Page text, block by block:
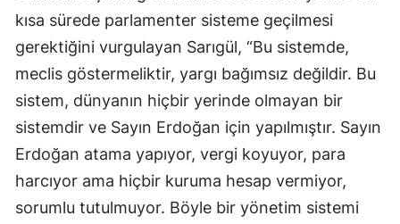
Kocaeli
Konya
Kütahya
Malatya
Manisa
Kahramanmaraş
kısa sürede parlamenter sisteme geçilmesi
gerektiğini vurgulayan Sarıgül, “Bu sistemde,
meclis göstermeliktir, yargı bağımsız değildir. Bu
sistem, dünyanın hiçbir yerinde olmayan bir
sistemdir ve Sayın Erdoğan için yapılmıştır. Sayın
Erdoğan atama yapıyor, vergi koyuyor, para
harcıyor ama hiçbir kuruma hesap vermiyor,
sorumlu tutulmuyor. Böyle bir yönetim sistemi